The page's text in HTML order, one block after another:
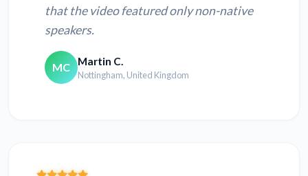
that the video featured only non-native
speakers.
MC Martin C.
Nottingham, United Kingdom